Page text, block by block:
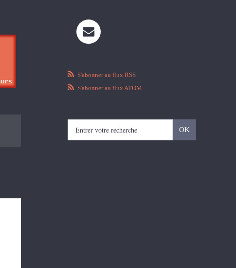
S'abonner au flux RSS
S'abonner au flux ATOM